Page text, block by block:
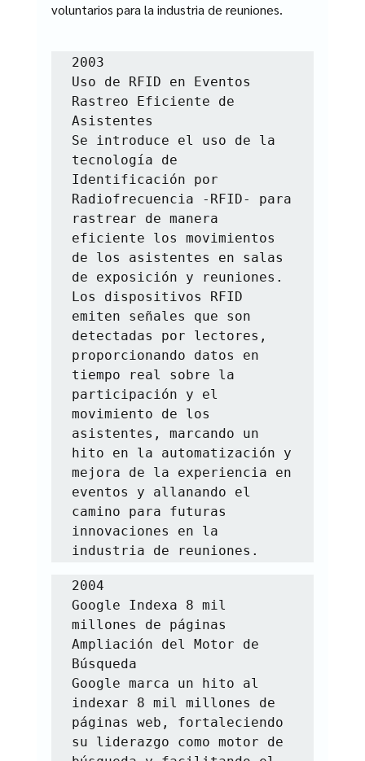
voluntarios para la industria de reuniones.
2003
Uso de RFID en Eventos
Rastreo Eficiente de
Asistentes
Se introduce el uso de la
tecnología de
Identificación por
Radiofrecuencia -RFID- para
rastrear de manera
eficiente los movimientos
de los asistentes en salas
de exposición y reuniones.
Los dispositivos RFID
emiten señales que son
detectadas por lectores,
proporcionando datos en
tiempo real sobre la
participación y el
movimiento de los
asistentes, marcando un
hito en la automatización y
mejora de la experiencia en
eventos y allanando el
camino para futuras
innovaciones en la
industria de reuniones.
2004
Google Indexa 8 mil
millones de páginas
Ampliación del Motor de
Búsqueda
Google marca un hito al
indexar 8 mil millones de
páginas web, fortaleciendo
su liderazgo como motor de